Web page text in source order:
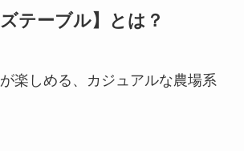
テーブル】とは？
楽しめる、カジュアルな農場系